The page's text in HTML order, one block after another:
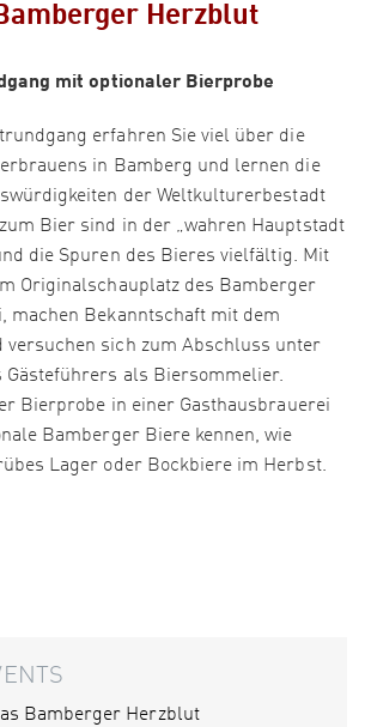
Herzblut
mit optionaler Bierprobe
erfahren Sie viel über die
in Bamberg und lernen die
der Weltkulturerbestadt
zum Bier sind in der „wahren Hauptstadt
die Spuren des Bieres vielfältig. Mit
Originalschauplatz des Bamberger
machen Bekanntschaft mit dem
versuchen sich zum Abschluss unter
Gästeführers als Biersommelier.
Bierprobe in einer Gasthausbrauerei
Bamberger Biere kennen, wie
Lager oder Bockbiere im Herbst.
Bamberger Herzblut